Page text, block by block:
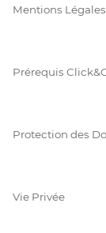
Mentions Légales
Prérequis
Protection des
Vie Privée